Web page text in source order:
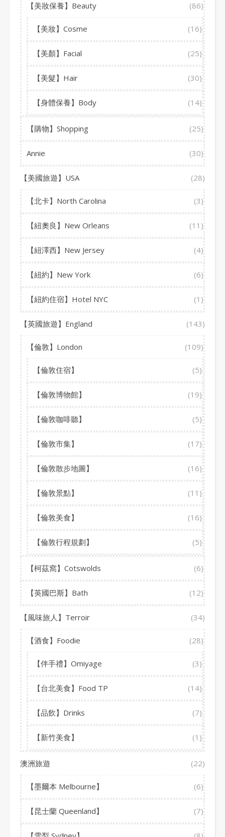
【美妝保養】Beauty (86)
【美妝】Cosme (16)
【美顏】Facial (25)
【美髮】Hair (30)
【身體保養】Body (14)
【購物】Shopping (25)
Annie (30)
【美國旅遊】USA (28)
【北卡】North Carolina (3)
【紐奧良】New Orleans (11)
【紐澤西】New Jersey (4)
【紐約】New York (6)
【紐約住宿】Hotel NYC (1)
【英國旅遊】England (143)
【倫敦】London (109)
【倫敦住宿】 (5)
【倫敦博物館】 (19)
【倫敦咖啡聽】 (5)
【倫敦市集】 (17)
【倫敦散步地圖】 (16)
【倫敦景點】 (11)
【倫敦美食】 (16)
【倫敦行程規劃】 (5)
【柯茲窩】Cotswolds (6)
【英國巴斯】Bath (12)
【風味旅人】Terroir (34)
【酒食】Foodie (28)
【伴手禮】Omiyage (3)
【台北美食】Food TP (14)
【品飲】Drinks (7)
【新竹美食】 (1)
澳洲旅遊 (22)
【墨爾本 Melbourne】 (6)
【昆士蘭 Queenland】 (7)